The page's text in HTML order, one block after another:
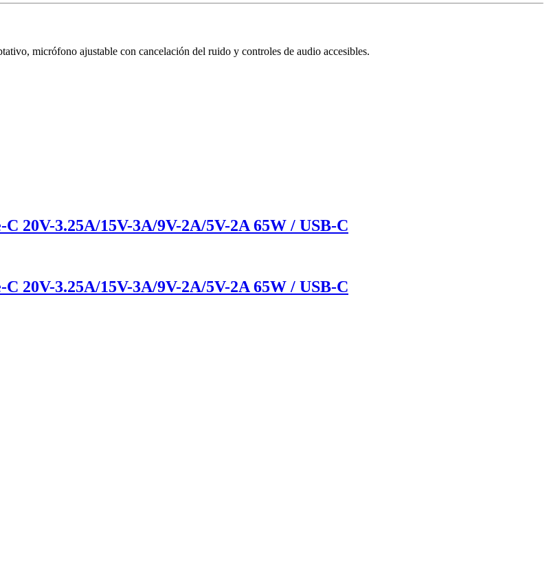
micrófono ajustable con cancelación del ruido y controles de audio accesibles.
20V-3.25A/15V-3A/9V-2A/5V-2A 65W / USB-C
20V-3.25A/15V-3A/9V-2A/5V-2A 65W / USB-C